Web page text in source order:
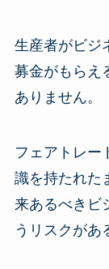
生産者がビジ
募金がもらえ
ありません。
フェアトレー
識を持たれた
来あるべきビ
うリスクがあ